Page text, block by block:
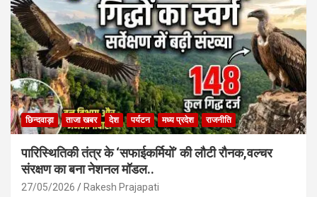
k
p
छिन्दवाड़ा ताजा खबर देश पर्यटन मध्य प्रदेश राजनीति
पारिस्थितिकी तंत्र के ‘सफाईकर्मियों’ की लौटी रौनक,वल्चर
संरक्षण का बना नेशनल मॉडल..
27/05/2026 Rakesh Prajapati